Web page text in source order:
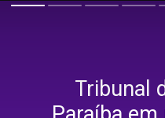
Tribunal